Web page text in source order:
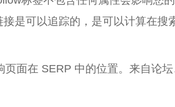
是可以追踪的，是可以计算在搜
面在 SERP 中的位置。来自论